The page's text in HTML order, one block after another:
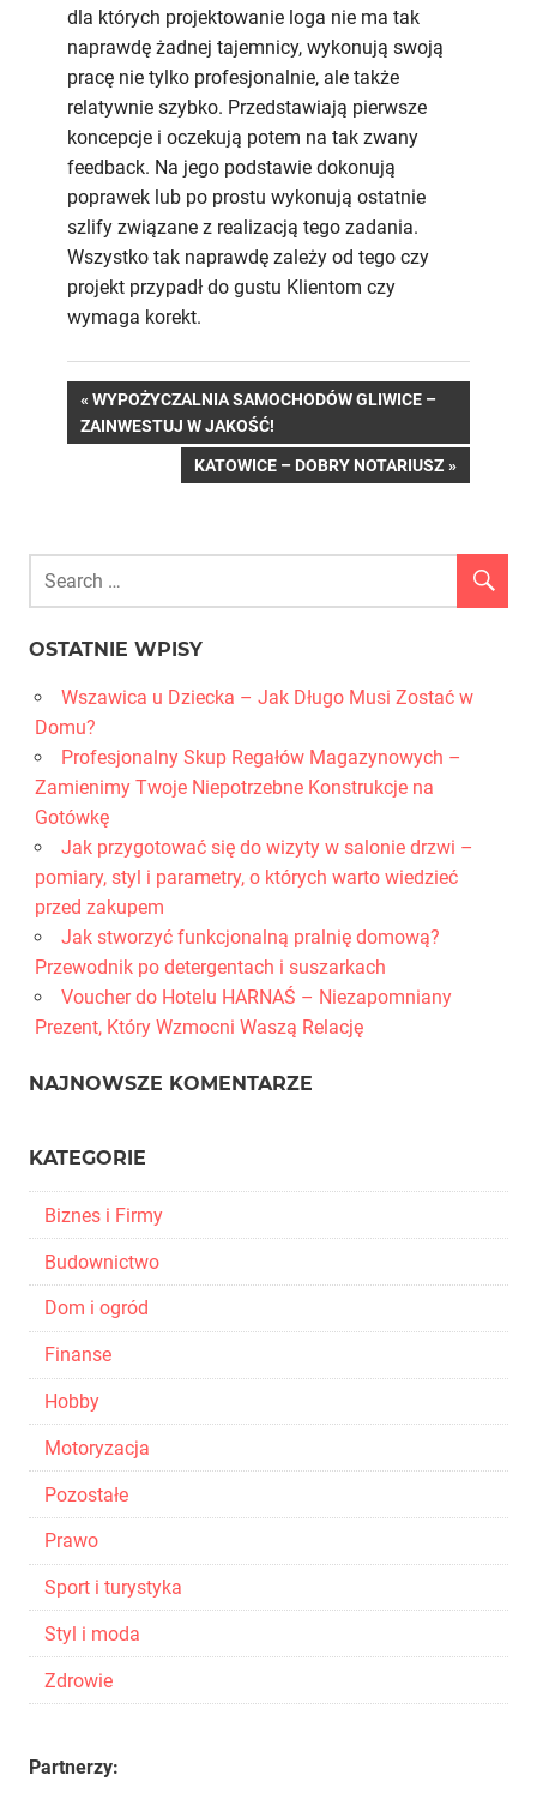
dla których projektowanie loga nie ma tak
naprawdę żadnej tajemnicy, wykonują swoją
pracę nie tylko profesjonalnie, ale także
relatywnie szybko. Przedstawiają pierwsze
koncepcje i oczekują potem na tak zwany
feedback. Na jego podstawie dokonują
poprawek lub po prostu wykonują ostatnie
szlify związane z realizacją tego zadania.
Wszystko tak naprawdę zależy od tego czy
projekt przypadł do gustu Klientom czy
wymaga korekt.
Nawigacja
wpisu
PREVIOUS
POST:
WYPOŻYCZALNIA SAMOCHODÓW GLIWICE –
ZAINWESTUJ W JAKOŚĆ!
NEXT
KATOWICE – DOBRY NOTARIUSZ
OSTATNIE WPISY
Wszawica u Dziecka – Jak Długo Musi Zostać w
Domu?
Profesjonalny Skup Regałów Magazynowych –
Zamienimy Twoje Niepotrzebne Konstrukcje na
Gotówkę
Jak przygotować się do wizyty w salonie drzwi –
pomiary, styl i parametry, o których warto wiedzieć
przed zakupem
Jak stworzyć funkcjonalną pralnię domową?
Przewodnik po detergentach i suszarkach
Voucher do Hotelu HARNAŚ – Niezapomniany
Prezent, Który Wzmocni Waszą Relację
NAJNOWSZE KOMENTARZE
KATEGORIE
Biznes i Firmy
Budownictwo
Dom i ogród
Finanse
Hobby
Motoryzacja
Pozostałe
Prawo
Sport i turystyka
Styl i moda
Zdrowie
Partnerzy: